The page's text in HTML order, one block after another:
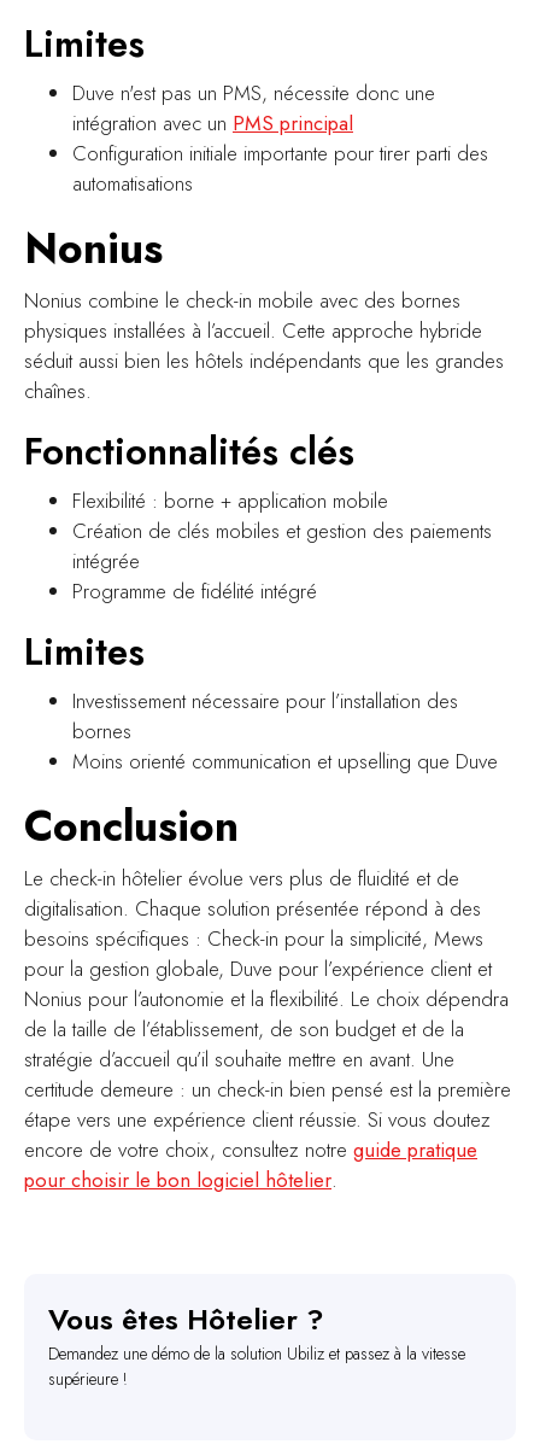
Limites
Duve n'est pas un PMS, nécessite donc une
intégration avec un PMS principal
Configuration initiale importante pour tirer parti des
automatisations
Nonius
Nonius combine le check-in mobile avec des bornes
physiques installées à l’accueil. Cette approche hybride
séduit aussi bien les hôtels indépendants que les grandes
chaînes.
Fonctionnalités clés
Flexibilité : borne + application mobile
Création de clés mobiles et gestion des paiements
intégrée
Programme de fidélité intégré
Limites
Investissement nécessaire pour l’installation des
bornes
Moins orienté communication et upselling que Duve
Conclusion
Le check-in hôtelier évolue vers plus de fluidité et de
digitalisation. Chaque solution présentée répond à des
besoins spécifiques : Check-in pour la simplicité, Mews
pour la gestion globale, Duve pour l’expérience client et
Nonius pour l’autonomie et la flexibilité. Le choix dépendra
de la taille de l’établissement, de son budget et de la
stratégie d’accueil qu’il souhaite mettre en avant. Une
certitude demeure : un check-in bien pensé est la première
étape vers une expérience client réussie. Si vous doutez
encore de votre choix, consultez notre guide pratique
pour choisir le bon logiciel hôtelier.
Vous êtes Hôtelier ?
Demandez une démo de la solution Ubiliz et passez à la vitesse
supérieure !